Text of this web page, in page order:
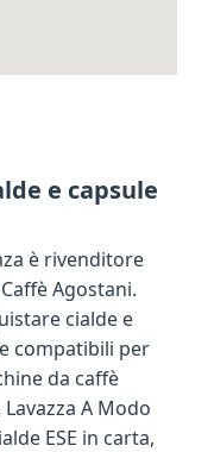
e capsule
è rivenditore
Agostani.
cialde e
compatibili per
da caffè
A Modo
ESE in carta,